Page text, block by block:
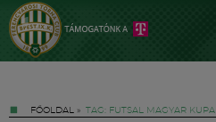
FŐOLDAL » TAG: FUTSAL MAGYAR KUPA